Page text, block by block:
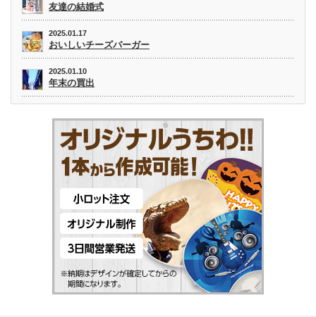
友達の結婚式
2025.01.17
おいしいチーズバーガー
2025.01.10
年末の買出